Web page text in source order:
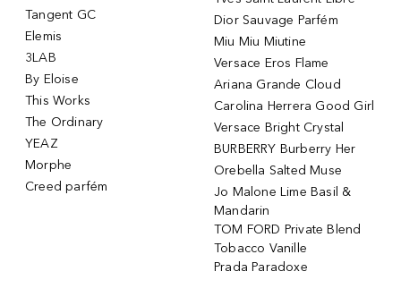
Tangent GC
Elemis
3LAB
By Eloise
This Works
The Ordinary
YEAZ
Morphe
Creed parfém
Dior Sauvage Parfém
Miu Miu Miutine
Versace Eros Flame
Ariana Grande Cloud
Carolina Herrera Good Girl
Versace Bright Crystal
BURBERRY Burberry Her
Orebella Salted Muse
Jo Malone Lime Basil &
Mandarin
TOM FORD Private Blend
Tobacco Vanille
Prada Paradoxe